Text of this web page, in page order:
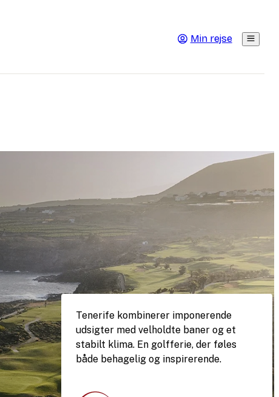
Min rejse
Tenerife kombinerer imponerende
udsigter med velholdte baner og et
stabilt klima. En golfferie, der føles
både behagelig og inspirerende.